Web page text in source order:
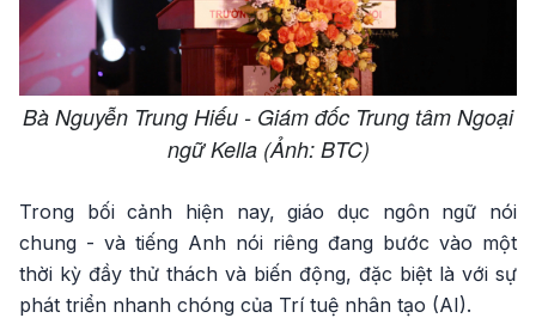
Bà Nguyễn Trung Hiếu - Giám đốc Trung tâm Ngoại
ngữ Kella (Ảnh: BTC)
Trong bối cảnh hiện nay, giáo dục ngôn ngữ nói
chung - và tiếng Anh nói riêng đang bước vào một
thời kỳ đầy thử thách và biến động, đặc biệt là với sự
phát triển nhanh chóng của Trí tuệ nhân tạo (AI).